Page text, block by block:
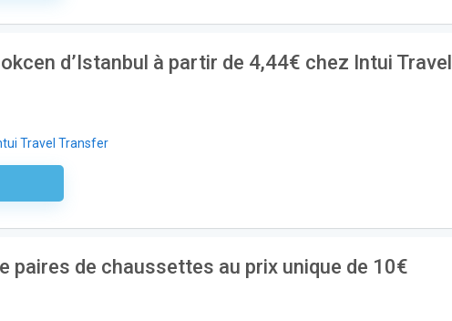
d’Istanbul à partir de 4,44€ chez Intui Travel
Travel Transfer
paires de chaussettes au prix unique de 10€